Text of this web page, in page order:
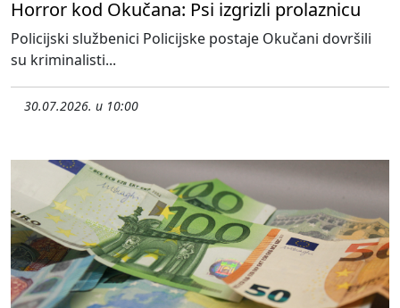
Horror kod Okučana: Psi izgrizli prolaznicu
Policijski službenici Policijske postaje Okučani dovršili
su kriminalisti...
30.07.2026. u 10:00